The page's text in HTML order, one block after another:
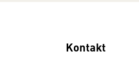
Kontakt